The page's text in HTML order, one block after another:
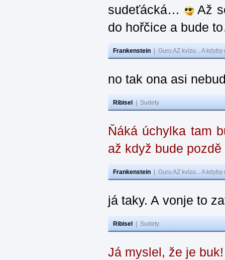
sudeťácká…
Až
do hořčice a bude
Frankenstein Guru AZ kvízu... A
no tak ona asi
Ribisel Sudety
Ňáká úchylka tam
až když bude pozdě
Frankenstein Guru AZ kvízu... A
já taky. A vonje to
Ribisel Sudety
Já myslel, že je